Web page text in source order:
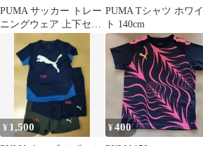
PUMA サッカー トレー
ニングウェア 上下セッ
PUMA Tシャツ ホワイ
ト 140cm
¥ 1,500 ¥400